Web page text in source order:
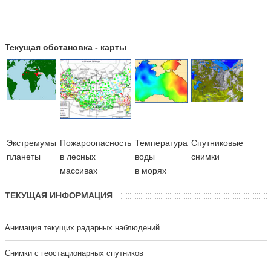
Текущая обстановка - карты
Экстремумы
планеты
Пожароопасность
в лесных
массивах
Температура
воды
в морях
Cпутниковые
снимки
ТЕКУЩАЯ ИНФОРМАЦИЯ
Анимация текущих радарных наблюдений
Cнимки с геостационарных спутников